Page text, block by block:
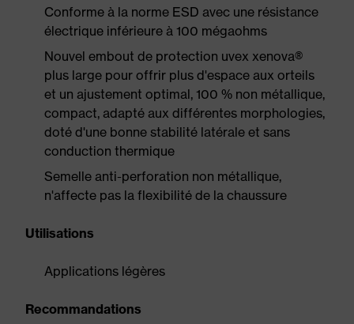
Conforme à la norme ESD avec une résistance
électrique inférieure à 100 mégaohms
Nouvel embout de protection uvex xenova®
plus large pour offrir plus d'espace aux orteils
et un ajustement optimal, 100 % non métallique,
compact, adapté aux différentes morphologies,
doté d'une bonne stabilité latérale et sans
conduction thermique
Semelle anti-perforation non métallique,
n'affecte pas la flexibilité de la chaussure
Utilisations
Applications légères
Recommandations